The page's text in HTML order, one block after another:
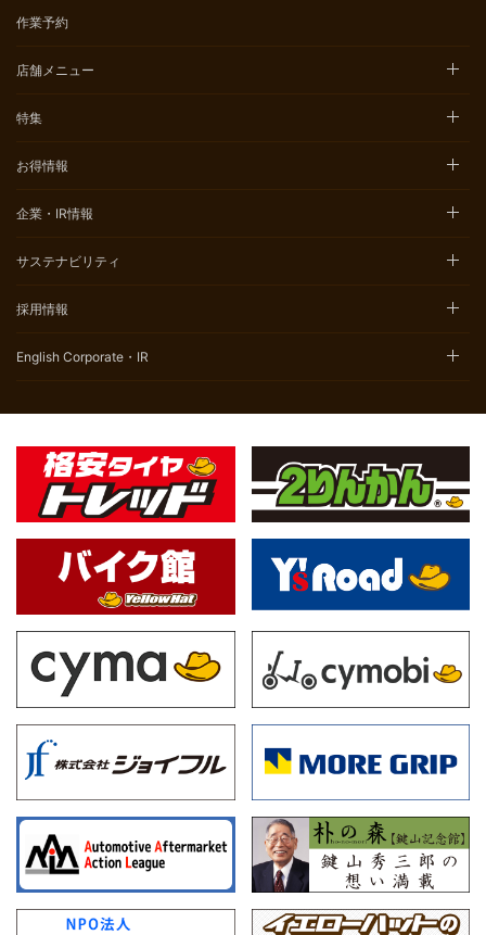
作業予約
店舗メニュー
特集
お得情報
企業・IR情報
サステナビリティ
採用情報
English Corporate・IR